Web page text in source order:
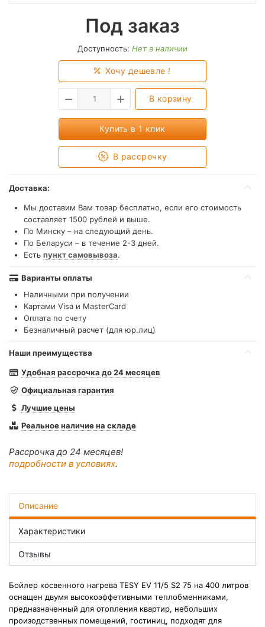
Под заказ
Доступность: Нет в наличии
Хочу дешевле !
В корзину
Купить в 1 клик
В рассрочку
Доставка:
Мы доставим Вам товар бесплатно, если его стоимость
составляет 1500 рублей и выше.
По Минску – на следующий день.
По Беларуси – в течение 2-3 дней.
Есть пункт самовывоза.
Варианты оплаты
Наличными при получении
Картами Visa и MasterCard
Оплата по счету
Безналичный расчет (для юр.лиц)
Наши преимущества
Удобная рассрочка до 24 месяцев
Официальная гарантия
Лучшие цены
Реальное наличие на складе
Рассрочка до 24 месяцев!
подробности в условиях.
Описание
Характеристики
Отзывы
Бойлер косвенного нагрева TESY EV 11/5 S2 75 на 400 литров
оснащен двумя высокоэффетивными теплобменниками,
предназначенный для отопления квартир, небольших
произодственных помещений, гостиниц, подходят для